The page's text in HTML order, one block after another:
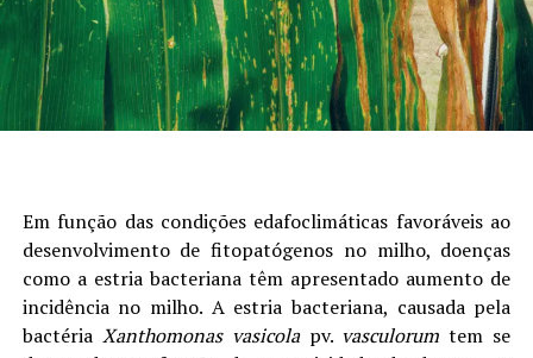
Em função das condições edafoclimáticas favoráveis ao
desenvolvimento de fitopatógenos no milho, doenças
como a estria bacteriana têm apresentado aumento de
incidência no milho. A estria bacteriana, causada pela
bactéria Xanthomonas vasicolapv. vasculorum tem se